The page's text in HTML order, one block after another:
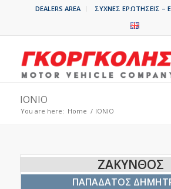
DEALERS AREA ΣΥΧΝΕΣ ΕΡΩΤΗΣΕΙΣ –
ΙΟΝΙΟ
You are here: Home / ΙΟΝΙΟ
ΖΑΚΥΝΘΟΣ
ΠΑΠΑΔΑΤΟΣ